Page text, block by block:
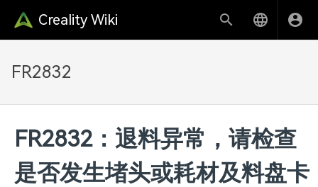
Creality Wiki
FR2832
FR2832：退料异常，请检查
是否发生堵头或耗材及料盘卡